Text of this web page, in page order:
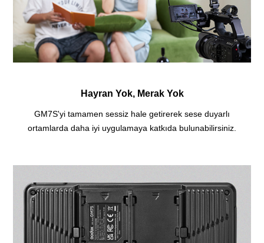
Hayran Yok, Merak Yok
GM7S'yi tamamen sessiz hale getirerek sese duyarlı
ortamlarda daha iyi uygulamaya katkıda bulunabilirsiniz.